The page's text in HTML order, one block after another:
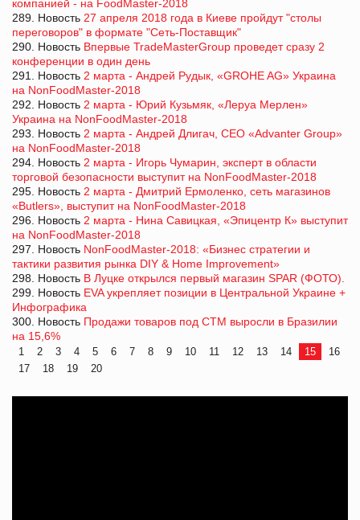
компанией - на FoodMaster-2018
289. Новость 27 апреля 2018 года в Киеве пройдут "столы
переговоров" в формате "Сеть-Поставщик"
290. Новость Впервые TradeMasterGroup проведет сразу 2
конференции в один день
291. Новость 2 марта - Андрей Рудык, «GROHE AG» Украина
на NonFoodMaster-2018
292. Новость 2 марта - Юрий Кузьмяк, «Леруа Мерлен»
Украина на NonFoodMaster-2018
293. Новость 2 марта - Андрей Длигач, CEO «Advanter Group»
на NonFoodMaster-2018
294. Новость 2 марта - Игорь Чумарин, эксперт в области
торговой безопасности выступит на NonFoodMaster-2018
295. Новость 2 марта - Дмитрий Ермоленко, сеть магазинов
«Butlers», выступит на NonFoodMaster-2018
296. Новость 2 марта - Нина Савицкая, «Эпицентр К» выступит
на NonFoodMaster-2018
297. Новость NonFoodMaster-2018: «Бизнес стратегии и
тактики развития рынка DIY & Home Improvement»
298. Новость В Луцке открылся первый магазин SPAR (ФОТО).
299. Новость EVA укрепляет позиции в Центральной Украине +
Инфографика
300. Новость Продажи товаров под СТМ выросли в Бразилии
на 15,6%
1 2 3 4 5 6 7 8 9 10 11 12 13 14 15
16
17
18 19 20